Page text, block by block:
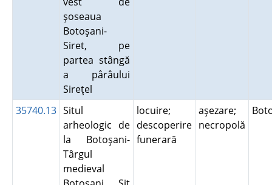
şoseaua
Botoşani-
Siret, pe
partea stângă
a pârâului
Sireţel
35740.13 Situl
arheologic de
la Botoşani-
Târgul
medieval
locuire;
descoperire
funerară
aşezare;
necropolă